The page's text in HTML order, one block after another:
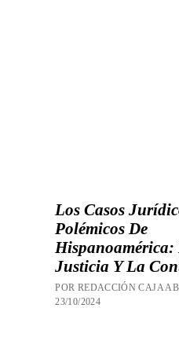
Los Casos
Polémicos De
Justicia Y La
POR REDACCIÓN CAJA
23/10/2024